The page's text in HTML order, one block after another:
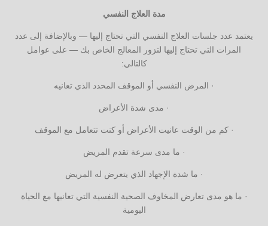
مدة العلاج النفسي
يعتمد عدد جلسات العلاج النفسي التي تحتاج إليها — وبالإضافة إلى عدد
المرات التي تحتاج إليها لتزور المعالج الخاص بك — على عوامل
كالتالي:
· المرض النفسي أو الموقف المحدد الذي تعانيه
· مدى شدة الأعراض
· كم من الوقت عانيت الأعراض أو كنت تتعامل مع الموقف
· ما مدى سرعة تقدم المريض
· ما شدة الإجهاد الذي يتعرض له المريض
· ما هو مدى تعارض المخاوف الصحية النفسية التي تعانيها مع الحياة
اليومية